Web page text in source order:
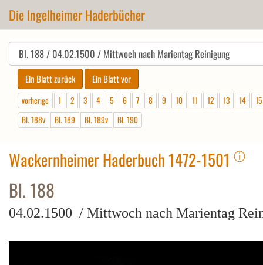
Die Ingelheimer Haderbücher
vorherige 1 2 3 4 5 6 7 8 9 10 11 12 13 14
15
Bl. 188v
Bl. 189 Bl. 189v Bl. 190
Wackernheimer Haderbuch 1472-1501 ⓘ
Bl. 188
04.02.1500 / Mittwoch nach Marientag